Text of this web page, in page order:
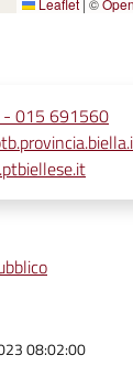
Leaflet | ©
015 691560
08:02:00